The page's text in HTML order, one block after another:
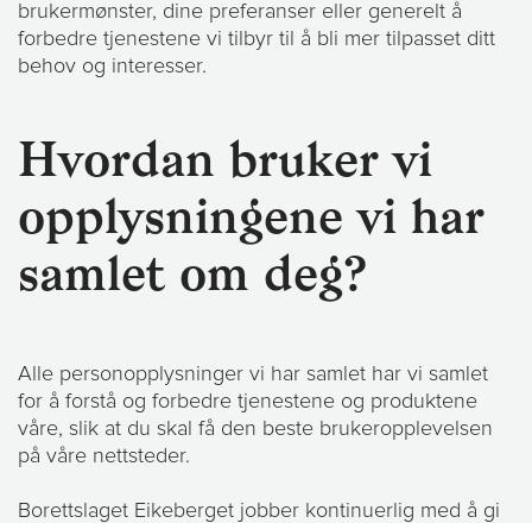
brukermønster, dine preferanser eller generelt å
forbedre tjenestene vi tilbyr til å bli mer tilpasset ditt
behov og interesser.
Hvordan bruker vi
opplysningene vi har
samlet om deg?
Alle personopplysninger vi har samlet har vi samlet
for å forstå og forbedre tjenestene og produktene
våre, slik at du skal få den beste brukeropplevelsen
på våre nettsteder.
Borettslaget Eikeberget jobber kontinuerlig med å gi